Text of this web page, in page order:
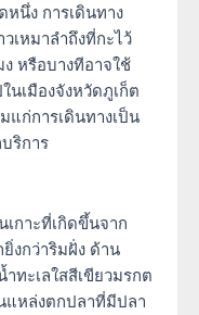
นึ่ง การเดินทาง
วเหมาลำถึงที่กะไว้
ง หรือบางทีอาจใช้
นเมืองจังหวัดภูเก็ต
ก่การเดินทางเป็น
ริการ
เกาะที่เกิดขึ้นจาก
งกว่าริมฝั่ง ด้าน
ทะเลใสสีเขียวมรกต
แหล่งตกปลาที่มีปลา